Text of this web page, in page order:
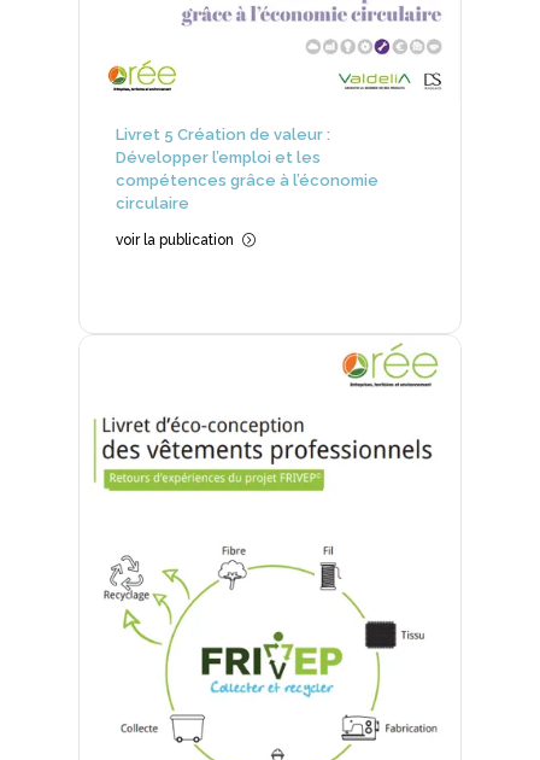
Livret 5 Création de valeur :
Développer l’emploi et les
compétences grâce à l’économie
circulaire
voir la publication =